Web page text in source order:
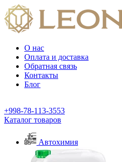
О нас
Оплата и доставка
Обратная связь
Контакты
Блог
+998-78-113-3553
Каталог товаров
Автохимия